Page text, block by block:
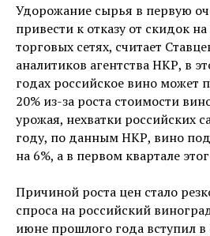
Удорожание сырья в первую
привести к отказу от скидок
торговых сетях, считает
аналитиков агентства НКР, в
годах российское вино может
20% из-за роста стоимости
урожая, нехватки российских
году, по данным НКР, вино
на 6%, а в первом квартале
Причиной роста цен стало
спроса на российский
июне прошлого года вступил в